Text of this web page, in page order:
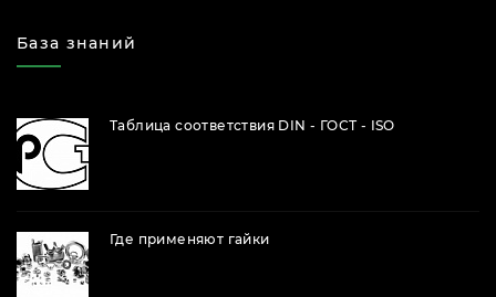
База знаний
Таблица соответствия DIN - ГОСТ - ISO
Где применяют гайки